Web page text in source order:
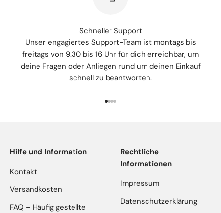
Schneller Support
Unser engagiertes Support-Team ist montags bis
freitags von 9.30 bis 16 Uhr für dich erreichbar, um
deine Fragen oder Anliegen rund um deinen Einkauf
schnell zu beantworten.
Hilfe und Information
Kontakt
Versandkosten
FAQ – Häufig gestellte
Rechtliche
Informationen
Impressum
Datenschutzerklärung